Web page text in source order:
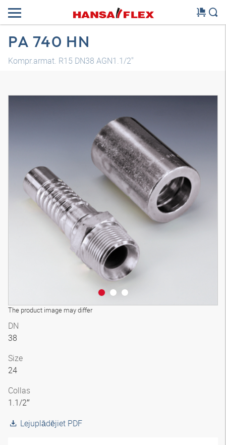
PA 740 HN
Kompr.armat. R15 DN38 AGN1.1/2"
The product image may differ
3D modelis
DN
38
Size
24
Collas
1.1/2″
Lejuplādējiet PDF